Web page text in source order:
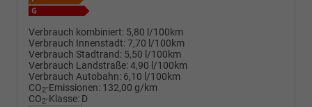
Verbrauch kombiniert: 5,80 l/100km
Verbrauch Innenstadt:7,70 l/100km
Verbrauch Stadtrand: 5,50 l/100km
Verbrauch Landstraße:4,90 l/100km
Verbrauch Autobahn: 6,10 l/100km
CO2-Emissionen: 132,00 g/km
CO2-Klasse: D